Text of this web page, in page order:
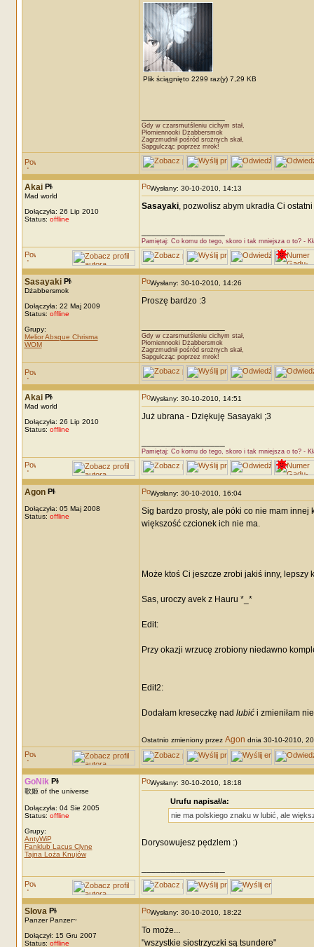
Plik ściągnięto 2299 raz(y) 7,29 KB
Gdy w czarsmutśleniu cichym stał,
Płomiennooki Dżabbersmok
Zagrzmudnił pośród srożnych skał,
Sapgulcząc poprzez mrok!
Akai
Mad world
Dołączyła: 26 Lip 2010
Status: offline
Wysłany: 30-10-2010, 14:13
Sasayaki, pozwolisz abym ukradła Ci
Pamiętaj: Co komu do tego, skoro i tak mniejsza o to? -
Sasayaki
Dżabbersmok
Dołączyła: 22 Maj 2009
Status: offline
Grupy:
Melior Absque Chrisma
WOM
Wysłany: 30-10-2010, 14:26
Proszę bardzo :3
Gdy w czarsmutśleniu cichym stał,
Płomiennooki Dżabbersmok
Zagrzmudnił pośród srożnych skał,
Sapgulcząc poprzez mrok!
Akai
Mad world
Dołączyła: 26 Lip 2010
Status: offline
Wysłany: 30-10-2010, 14:51
Już ubrana - Dziękuję Sasayaki ;3
Pamiętaj: Co komu do tego, skoro i tak mniejsza o to? -
Agon
Dołączyła: 05 Maj 2008
Status: offline
Wysłany: 30-10-2010, 16:04
Sig bardzo prosty, ale póki co nie mam
większość czcionek ich nie ma.
Może ktoś Ci jeszcze zrobi jakiś inny, lepszy
Sas, uroczy avek z Hauru *_*
Edit:
Przy okazji wrzucę zrobiony niedawno
Edit2:
Dodałam kreseczkę nad lubići zmieniłam
Ostatnio zmieniony przez Agon dnia 30-10-2010,
GoNik
歌姫 of the universe
Dołączyła: 04 Sie 2005
Status: offline
Grupy:
AntyWiP
Fanklub Lacus Clyne
Tajna Loża Knujów
Wysłany: 30-10-2010, 18:18
Urufu napisał/a:
nie ma polskiego znaku w lubić, ale
Dorysowujesz pędzlem :)
Slova
Panzer Panzer~
Dołączył: 15 Gru 2007
Status: offline
Wysłany: 30-10-2010, 18:22
To może...
"wszystkie siostrzyczki są tsundere"